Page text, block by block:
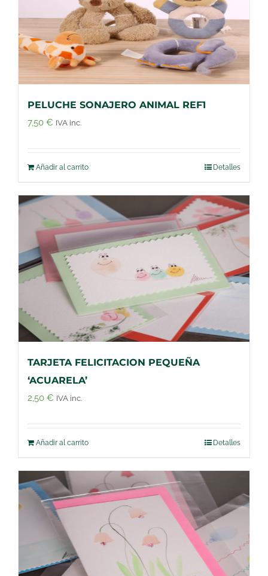
PELUCHE SONAJERO ANIMAL REF1
7,50 € IVA inc.
Añadir al carrito Detalles
TARJETA FELICITACION PEQUEÑA
‘ACUARELA’
2,50 € IVA inc.
Añadir al carrito Detalles